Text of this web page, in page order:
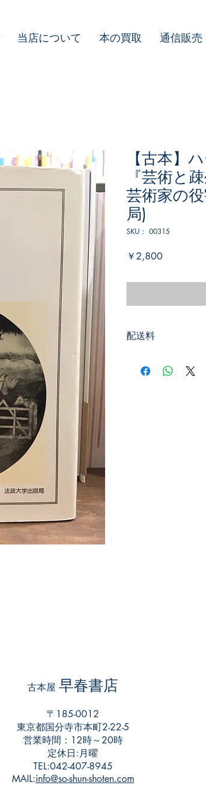
当店について 本の買取 通信販売
【古本】
『芸術と
芸術家の
局)
SKU： 00315
￥2,800価
配送料
​古本屋 早春書店
〒185-0012
東京都国分寺市本町2-22-5
営業時間：12時～20時
​定休日:月曜
TEL:042-407-8945
​MAIL:info@so-shun-shoten.com